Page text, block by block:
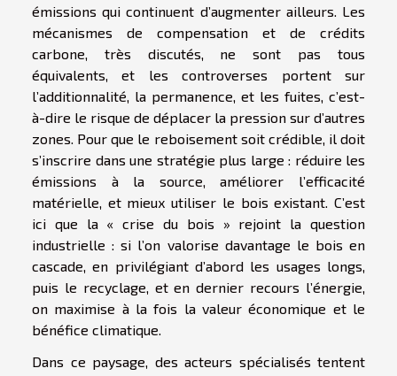
émissions qui continuent d’augmenter ailleurs. Les
mécanismes de compensation et de crédits
carbone, très discutés, ne sont pas tous
équivalents, et les controverses portent sur
l’additionnalité, la permanence, et les fuites, c’est-
à-dire le risque de déplacer la pression sur d’autres
zones. Pour que le reboisement soit crédible, il doit
s’inscrire dans une stratégie plus large : réduire les
émissions à la source, améliorer l’efficacité
matérielle, et mieux utiliser le bois existant. C’est
ici que la « crise du bois » rejoint la question
industrielle : si l’on valorise davantage le bois en
cascade, en privilégiant d’abord les usages longs,
puis le recyclage, et en dernier recours l’énergie,
on maximise à la fois la valeur économique et le
bénéfice climatique.
Dans ce paysage, des acteurs spécialisés tentent